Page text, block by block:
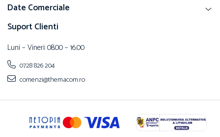
Date Comerciale
Suport Clienti
Luni – Vineri: 08.00 – 16.00
0728 826 204
comenzi@themacom.ro